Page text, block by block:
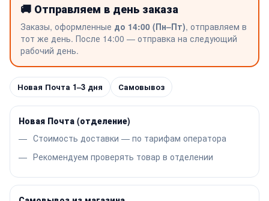
🚚 Отправляем в день заказа
Заказы, оформленные до 14:00 (Пн–Пт), отправляем в
тот же день. После 14:00 — отправка на следующий
рабочий день.
Новая Почта 1–3 дня Самовывоз
Новая Почта (отделение)
Стоимость доставки — по тарифам оператора
Рекомендуем проверять товар в отделении